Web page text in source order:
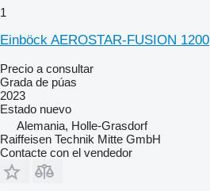
1
Einböck AEROSTAR-FUSION 1200
Precio a consultar
Grada de púas
2023
Estado nuevo
Alemania, Holle-Grasdorf
Raiffeisen Technik Mitte GmbH
Contacte con el vendedor